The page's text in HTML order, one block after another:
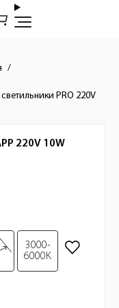
PRO 220V
3000-
6000K
220V 10W